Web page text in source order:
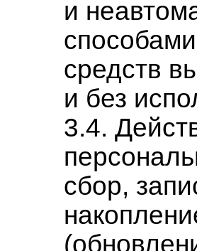
и
средств
и без
3.4.
сбор,